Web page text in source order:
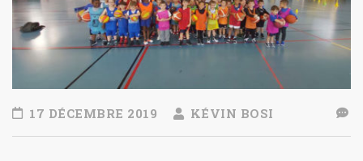
17 DÉCEMBRE 2019 KÉVIN BOSI